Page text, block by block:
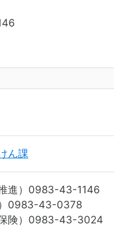
ん課
推進）0983-43-1146
）0983-43-0378
保険）0983-43-3024